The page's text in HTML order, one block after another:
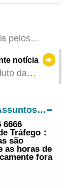
pelos
para o
privadas
notícia
da
Direcção dos Serviços para os Assuntos de Tráfego
6666
Tráfego：
são
as horas de
fora